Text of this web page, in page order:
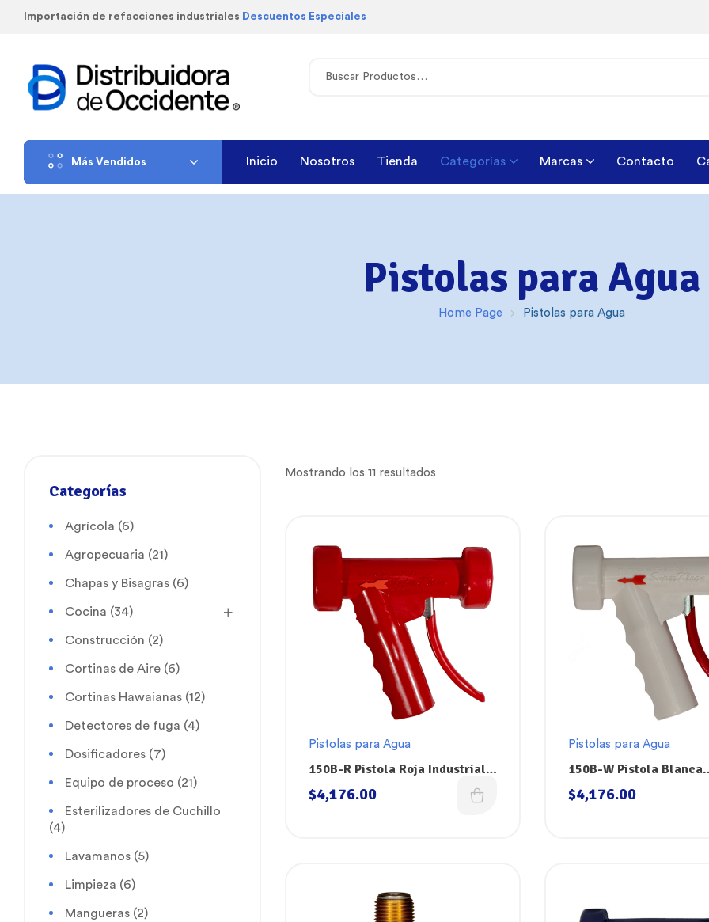
Importación de refacciones industriales Descuentos Especiales
Más Vendidos Inicio Nosotros Tienda Categorías Marcas Contacto
Pistolas para Agua
Home Page Pistolas para Agua
Mostrando los 11 resultados
Pistolas para Agua
150B-R Pistola Roja Industrial
Grande Para Agua Superklean
$4,176.00
Pistolas para Agua
150B-W Pistola Blanca
Industrial Grande Para
Superklean
$4,176.00
Categorías
Agrícola (6)
Agropecuaria (21)
Chapas y Bisagras (6)
Cocina (34)
Construcción (2)
Cortinas de Aire (6)
Cortinas Hawaianas (12)
Detectores de fuga (4)
Dosificadores (7)
Equipo de proceso (21)
Esterilizadores de Cuchillo
(4)
Lavamanos (5)
Limpieza (6)
Mangueras (2)